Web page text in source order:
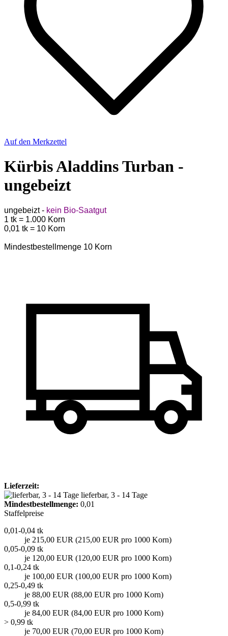
Auf den Merkzettel
Kürbis Aladdins Turban -
ungebeizt
ungebeizt - kein Bio-Saatgut
1 tk = 1.000 Korn
0,01 tk = 10 Korn
Mindestbestellmenge 10 Korn
Lieferzeit:
lieferbar, 3 - 14 Tage
Mindest­bestellmenge: 0,01
Staffelpreise
0,01-0,04 tk
je 215,00 EUR (215,00 EUR pro 1000 Korn)
0,05-0,09 tk
je 120,00 EUR (120,00 EUR pro 1000 Korn)
0,1-0,24 tk
je 100,00 EUR (100,00 EUR pro 1000 Korn)
0,25-0,49 tk
je 88,00 EUR (88,00 EUR pro 1000 Korn)
0,5-0,99 tk
je 84,00 EUR (84,00 EUR pro 1000 Korn)
> 0,99 tk
je 70,00 EUR (70,00 EUR pro 1000 Korn)